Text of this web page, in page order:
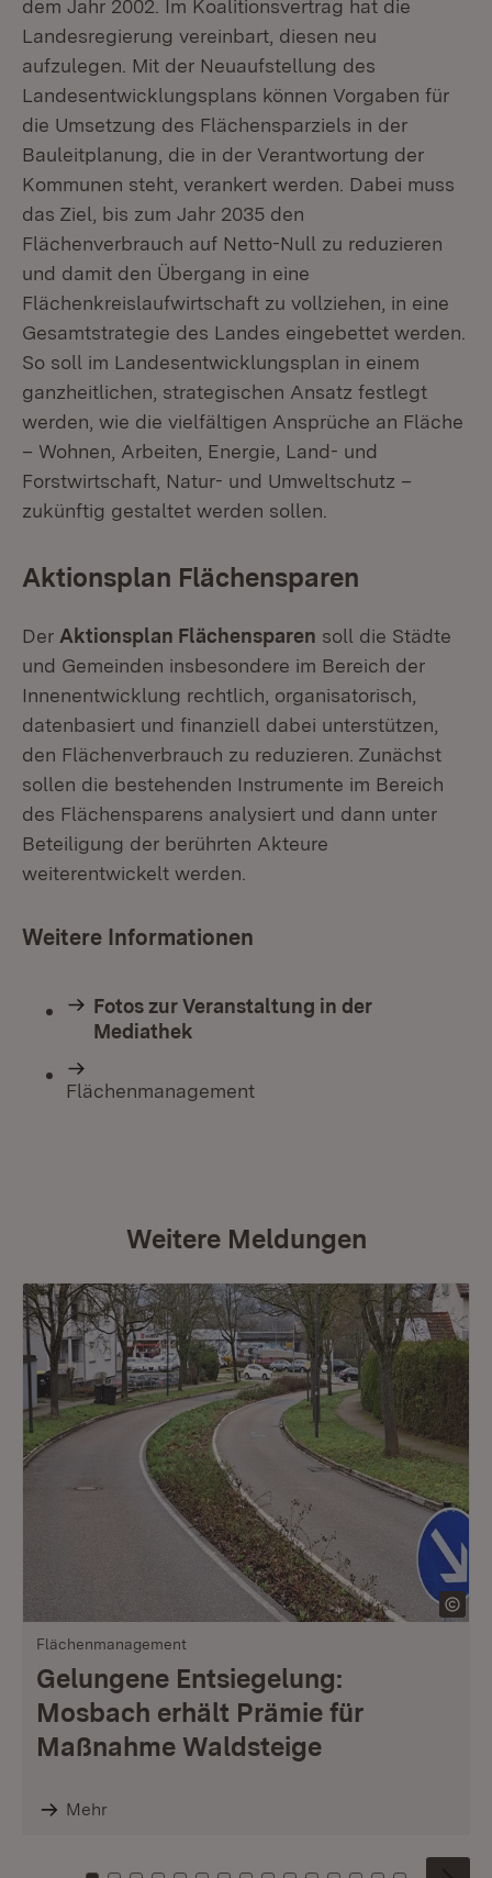
dem Jahr 2002. Im Koalitionsvertrag hat die
Landesregierung vereinbart, diesen neu
aufzulegen. Mit der Neuaufstellung des
Landesentwicklungsplans können Vorgaben für
die Umsetzung des Flächensparziels in der
Bauleitplanung, die in der Verantwortung der
Kommunen steht, verankert werden. Dabei muss
das Ziel, bis zum Jahr 2035 den
Flächenverbrauch auf Netto-Null zu reduzieren
und damit den Übergang in eine
Flächenkreislaufwirtschaft zu vollziehen, in eine
Gesamtstrategie des Landes eingebettet werden.
So soll im Landesentwicklungsplan in einem
ganzheitlichen, strategischen Ansatz festlegt
werden, wie die vielfältigen Ansprüche an Fläche
– Wohnen, Arbeiten, Energie, Land- und
Forstwirtschaft, Natur- und Umweltschutz –
zukünftig gestaltet werden sollen.
Aktionsplan Flächensparen
Der Aktionsplan Flächensparen soll die Städte
und Gemeinden insbesondere im Bereich der
Innenentwicklung rechtlich, organisatorisch,
datenbasiert und finanziell dabei unterstützen,
den Flächenverbrauch zu reduzieren. Zunächst
sollen die bestehenden Instrumente im Bereich
des Flächensparens analysiert und dann unter
Beteiligung der berührten Akteure
weiterentwickelt werden.
Weitere Informationen
Fotos zur Veranstaltung in der
Mediathek
Flächenmanagement
Weitere Meldungen
Flächenmanagement
Gelungene Entsiegelung:
Mosbach erhält Prämie für
Maßnahme Waldsteige
Mehr